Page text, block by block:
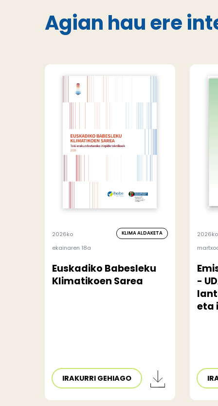
Agian hau ere
2026ko
ekainaren 18a
KLIMA ALDAKETA
Euskadiko Babesleku
Klimatikoen Sarea
IRAKURRI GEHIAGO
2026ko
-
eta